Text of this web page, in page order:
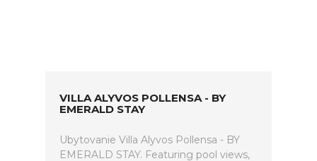
VILLA ALYVOS POLLENSA - BY
EMERALD STAY
Ubytovanie Villa Alyvos Pollensa - BY
EMERALD STAY. Featuring pool views,